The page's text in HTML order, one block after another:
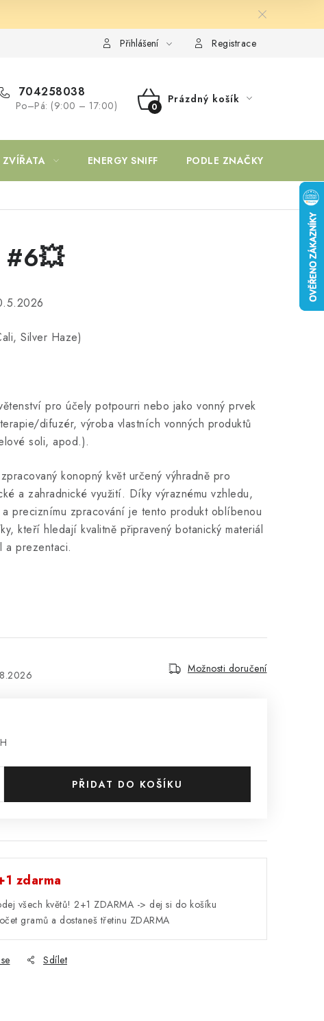
Přihlášení Registrace
704258038
Po–Pá: (9:00 – 17:00)
NÁKUPNÍ
Prázdný košík
ZVÍŘATA ENERGY SNIFF PODLE ZNAČKY
Silver Haze)
pro účely potpourri nebo jako vonný prvek
difuzér, výroba vlastních vonných produktů
soli, apod.).
konopný květ určený výhradně pro
a zahradnické využití. Díky výraznému vzhledu,
preciznímu zpracování je tento produkt oblíbenou
kteří hledají kvalitně připravený botanický materiál
a prezentaci.
Možnosti doručení
PŘIDAT DO KOŠÍKU
zdarma
všech květů! 2+1 ZDARMA -> dej si do košíku
gramů a dostaneš třetinu ZDARMA
Sdílet